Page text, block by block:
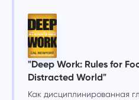
"Deep Work: Rules for
Distracted World"
Как дисциплинированная